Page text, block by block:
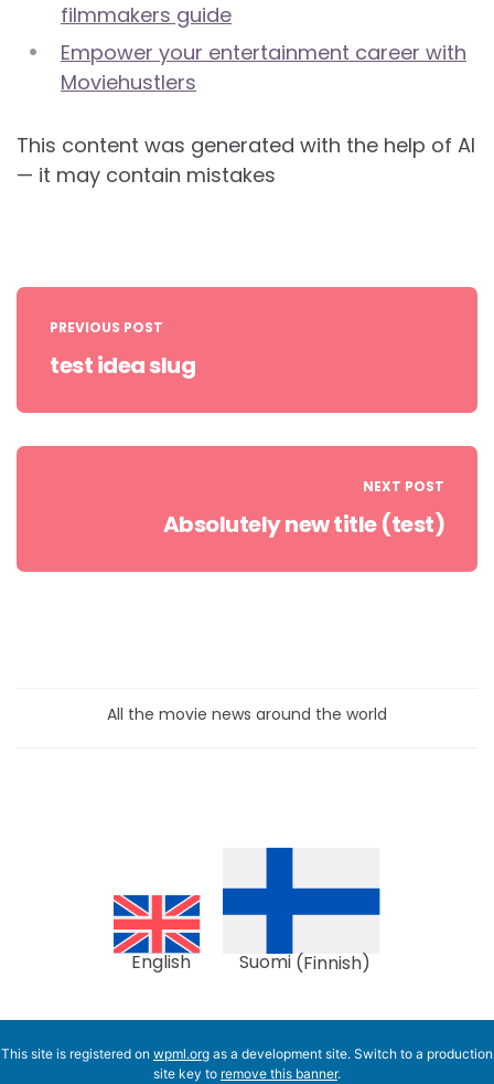
filmmakers guide
Empower your entertainment career with
Moviehustlers
This content was generated with the help of AI
— it may contain mistakes
Post
navigation
PREVIOUS POST
test idea slug
NEXT POST
Absolutely new title (test)
All the movie news around the world
English Suomi(Finnish)
This site is registered on wpml.org as a development site. Switch to a production
site key to remove this banner.